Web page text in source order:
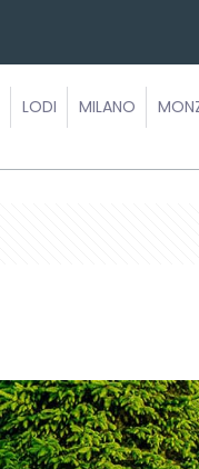
LODI MILANO